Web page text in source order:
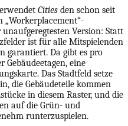
Cities den schon seit
„Workerplacement“-
Version: Statt
ist für alle Mitspielenden
garantiert. Da gibt es pro
Gebäudeetagen, eine
Das Stadtfeld setze
die Gebäudeteile kommen
in diesem Raster, und die
auf die Grün- und
runterzuspielen.